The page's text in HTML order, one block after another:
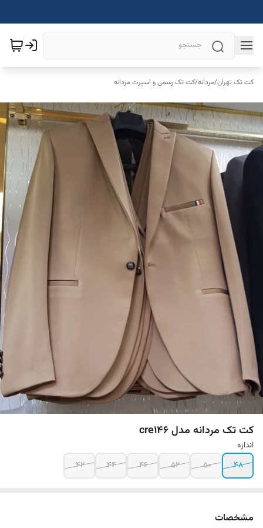
کت تک تهران/مردانه/کت تک رسمی و اسپرت مردانه
کت تک مردانه مدل cre146
اندازه
48
50
52
46
44
42
مشخصات